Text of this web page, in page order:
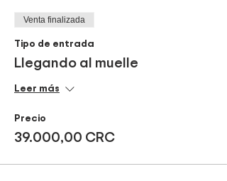
Venta finalizada
Tipo de entrada
Llegando al muelle
Leer más
Precio
39.000,00 CRC